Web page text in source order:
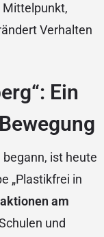
Mittelpunkt,
Verhalten
Ein
ist heute
„Plastikfrei in
am
und